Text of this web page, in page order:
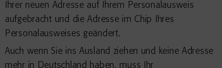
Ihrer neuen Adresse auf Ihrem Personalausweis
aufgebracht und die Adresse im Chip Ihres
Personalausweises geändert.
Auch wenn Sie ins Ausland ziehen und keine Adresse
mehr in Deutschland haben, muss Ihr